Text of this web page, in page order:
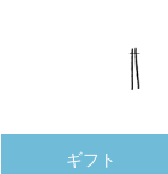
ギフト